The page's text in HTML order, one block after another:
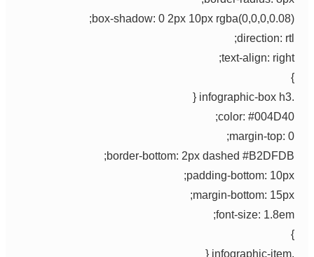
box-shadow: 0 2px 10px
direction:
text-align:
color:
margin-top:
border-bottom: 2px dashed
padding-bottom:
margin-bottom:
font-size: